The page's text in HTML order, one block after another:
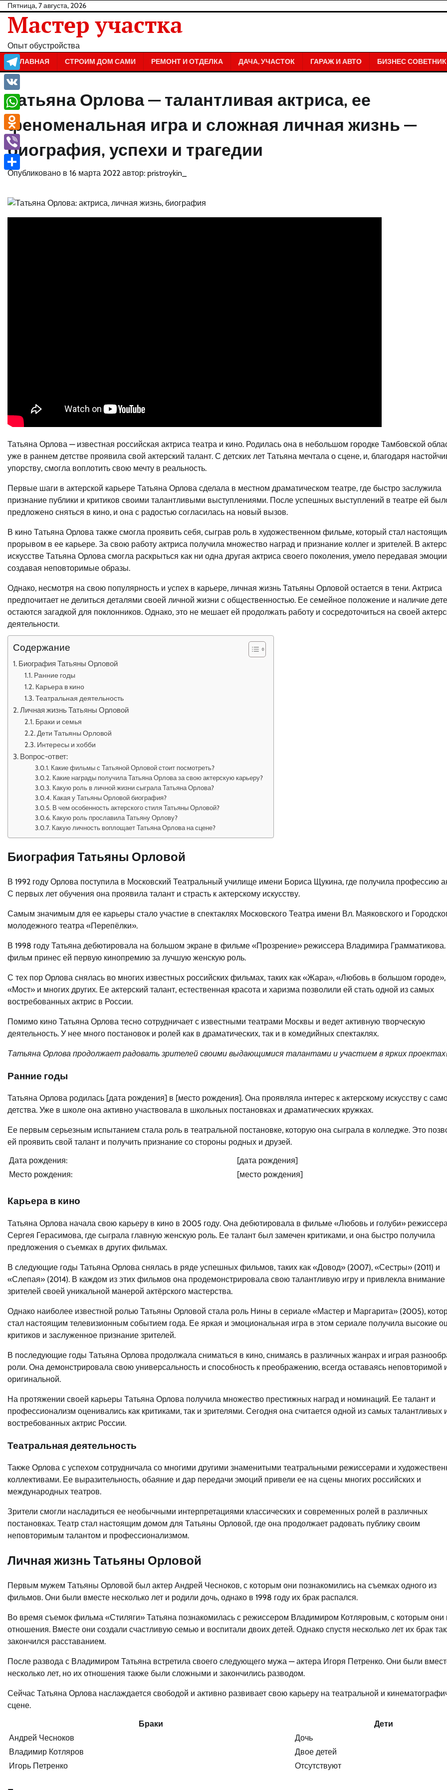
Перейти
содержанию
Пятница, 7 августа, 2026
Мастер участка
Опыт обустройства
ГЛАВНАЯ СТРОИМ ДОМ САМИ РЕМОНТ И ОТДЕЛКА ДАЧА, УЧАСТОК ГАРАЖ И АВТО БИЗНЕС СОВЕТНИК
Татьяна Орлова — талантливая актриса, ее
феноменальная игра и сложная личная жизнь —
биография, успехи и трагедии
Опубликовано в 16 марта 2022 автор: pristroykin_
Татьяна Орлова — известная российская актриса театра и кино. Родилась она в небольшом городке Тамбовской
уже в раннем детстве проявила свой актерский талант. С детских лет Татьяна мечтала о сцене, и, благодаря
упорству, смогла воплотить свою мечту в реальность.
Первые шаги в актерской карьере Татьяна Орлова сделала в местном драматическом театре, где быстро заслужила
признание публики и критиков своими талантливыми выступлениями. После успешных выступлений в театре ей
предложено сняться в кино, и она с радостью согласилась на новый вызов.
В кино Татьяна Орлова также смогла проявить себя, сыграв роль в художественном фильме, который стал
прорывом в ее карьере. За свою работу актриса получила множество наград и признание коллег и зрителей. В
искусстве Татьяна Орлова смогла раскрыться как ни одна другая актриса своего поколения, умело передавая
создавая неповторимые образы.
Однако, несмотря на свою популярность и успех в карьере, личная жизнь Татьяны Орловой остается в тени. Актриса
предпочитает не делиться деталями своей личной жизни с общественностью. Ее семейное положение и наличие
остаются загадкой для поклонников. Однако, это не мешает ей продолжать работу и сосредоточиться на своей
деятельности.
Содержание
Биография Татьяны Орловой
Ранние годы
Карьера в кино
Театральная деятельность
Личная жизнь Татьяны Орловой
Браки и семья
Дети Татьяны Орловой
Интересы и хобби
Вопрос-ответ:
Какие фильмы с Татьяной Орловой стоит посмотреть?
Какие награды получила Татьяна Орлова за свою актерскую карьеру?
Какую роль в личной жизни сыграла Татьяна Орлова?
Какая у Татьяны Орловой биография?
В чем особенность актерского стиля Татьяны Орловой?
Какую роль прославила Татьяну Орлову?
Какую личность воплощает Татьяна Орлова на сцене?
Биография Татьяны Орловой
В 1992 году Орлова поступила в Московский Театральный училище имени Бориса Щукина, где получила профессию
С первых лет обучения она проявила талант и страсть к актерскому искусству.
Самым значимым для ее карьеры стало участие в спектаклях Московского Театра имени Вл. Маяковского и
молодежного театра «Перепёлки».
В 1998 году Татьяна дебютировала на большом экране в фильме «Прозрение» режиссера Владимира Грамматикова.
фильм принес ей первую кинопремию за лучшую женскую роль.
С тех пор Орлова снялась во многих известных российских фильмах, таких как «Жара», «Любовь в большом городе»,
«Мост» и многих других. Ее актерский талант, естественная красота и харизма позволили ей стать одной из самых
востребованных актрис в России.
Помимо кино Татьяна Орлова тесно сотрудничает с известными театрами Москвы и ведет активную творческую
деятельность. У нее много постановок и ролей как в драматических, так и в комедийных спектаклях.
Татьяна Орлова продолжает радовать зрителей своими выдающимися талантами и участием в ярких проектах!
Ранние годы
Татьяна Орлова родилась [дата рождения] в [место рождения]. Она проявляла интерес к актерскому искусству с
детства. Уже в школе она активно участвовала в школьных постановках и драматических кружках.
Ее первым серьезным испытанием стала роль в театральной постановке, которую она сыграла в колледже. Это
ей проявить свой талант и получить признание со стороны родных и друзей.
Дата рождения:
[дата рождения]
Место рождения:
[место рождения]
Карьера в кино
Татьяна Орлова начала свою карьеру в кино в 2005 году. Она дебютировала в фильме «Любовь и голуби»
Сергея Герасимова, где сыграла главную женскую роль. Ее талант был замечен критиками, и она быстро получила
предложения о съемках в других фильмах.
В следующие годы Татьяна Орлова снялась в ряде успешных фильмов, таких как «Довод» (2007), «Сестры» (2011) и
«Слепая» (2014). В каждом из этих фильмов она продемонстрировала свою талантливую игру и привлекла внимание
зрителей своей уникальной манерой актёрского мастерства.
Однако наиболее известной ролью Татьяны Орловой стала роль Нины в сериале «Мастер и Маргарита» (2005),
стал настоящим телевизионным событием года. Ее яркая и эмоциональная игра в этом сериале получила высокие
критиков и заслуженное признание зрителей.
В последующие годы Татьяна Орлова продолжала сниматься в кино, снимаясь в различных жанрах и играя
роли. Она демонстрировала свою универсальность и способность к преображению, всегда оставаясь неповторимой
оригинальной.
На протяжении своей карьеры Татьяна Орлова получила множество престижных наград и номинаций. Ее талант и
профессионализм оценивались как критиками, так и зрителями. Сегодня она считается одной из самых талантливых
востребованных актрис России.
Театральная деятельность
Также Орлова с успехом сотрудничала со многими другими знаменитыми театральными режиссерами и
коллективами. Ее выразительность, обаяние и дар передачи эмоций привели ее на сцены многих российских и
международных театров.
Зрители смогли насладиться ее необычными интерпретациями классических и современных ролей в различных
постановках. Театр стал настоящим домом для Татьяны Орловой, где она продолжает радовать публику своим
неповторимым талантом и профессионализмом.
Личная жизнь Татьяны Орловой
Первым мужем Татьяны Орловой был актер Андрей Чесноков, с которым они познакомились на съемках одного из
фильмов. Они были вместе несколько лет и родили дочь, однако в 1998 году их брак распался.
Во время съемок фильма «Стиляги» Татьяна познакомилась с режиссером Владимиром Котляровым, с которым они
отношения. Вместе они создали счастливую семью и воспитали двоих детей. Однако спустя несколько лет их брак
закончился расставанием.
После развода с Владимиром Татьяна встретила своего следующего мужа — актера Игоря Петренко. Они были
несколько лет, но их отношения также были сложными и закончились разводом.
Сейчас Татьяна Орлова наслаждается свободой и активно развивает свою карьеру на театральной и
сцене.
Браки
Дети
Андрей Чесноков
Дочь
Владимир Котляров
Двое детей
Игорь Петренко
Отсутствуют
Telegram
VK
WhatsApp
Odnoklassniki
Viber
Отправить